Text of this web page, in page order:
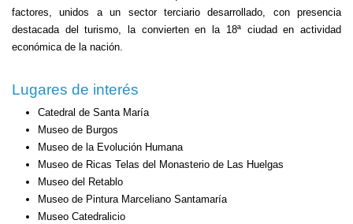
factores, unidos a un sector terciario desarrollado, con presencia
destacada del turismo, la convierten en la 18ª ciudad en actividad
económica de la nación.
Lugares de interés
Catedral de Santa María
Museo de Burgos
Museo de la Evolución Humana
Museo de Ricas Telas del Monasterio de Las Huelgas
Museo del Retablo
Museo de Pintura Marceliano Santamaría
Museo Catedralicio